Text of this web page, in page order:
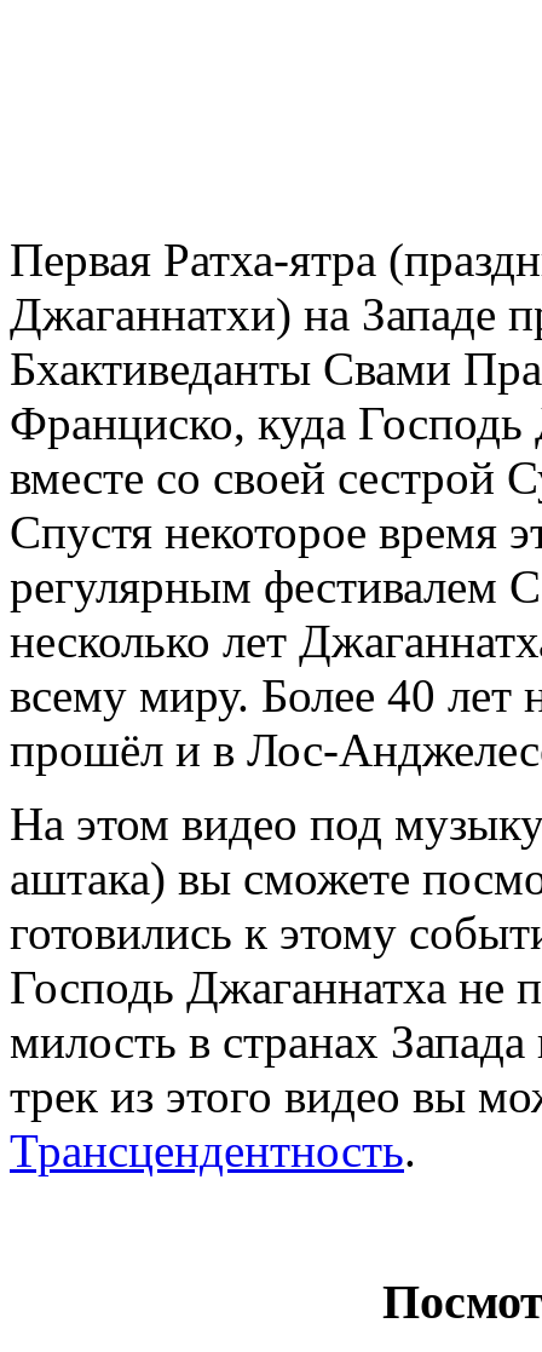
Первая Ратха-ятра
Джаганнатхи) на
Бхактиведанты Свами
Франциско, куда
вместе со своей сестрой
Спустя некоторое время
регулярным фестивалем
несколько лет
всему миру. Более 40 лет
прошёл и в Лос-
На этом видео под
аштака) вы сможете
готовились к этому
Господь Джаганнатха не
милость в странах
трек из этого видео вы
Трансцендентность.